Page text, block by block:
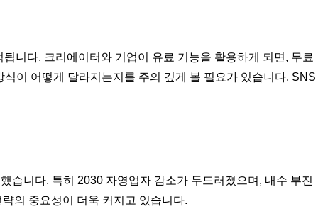
니다. 크리에이터와 기업이 유료 기능을 활용하게 되면, 무료
이 어떻게 달라지는지를 주의 깊게 볼 필요가 있습니다. SNS
습니다. 특히 2030 자영업자 감소가 두드러졌으며, 내수 부진
의 중요성이 더욱 커지고 있습니다.